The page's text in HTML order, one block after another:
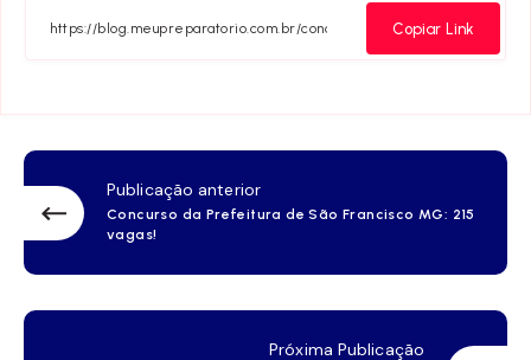
Facebook
TelegramEmail
Copiar Link
Publicação anterior
Concurso da Prefeitura de São Francisco MG: 215
vagas!
Próxima Publicação